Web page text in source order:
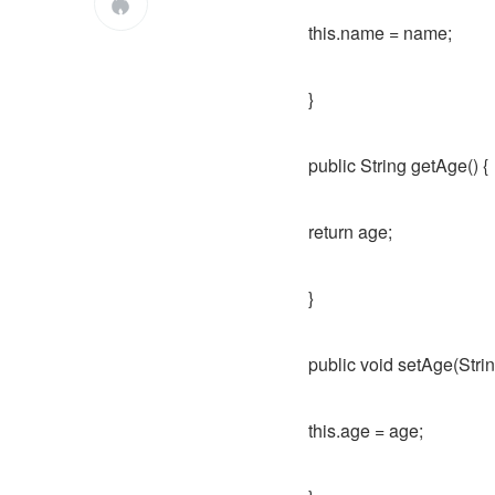
this.name = name;
}
public String getAge() {
return age;
}
public void
this.age = age;